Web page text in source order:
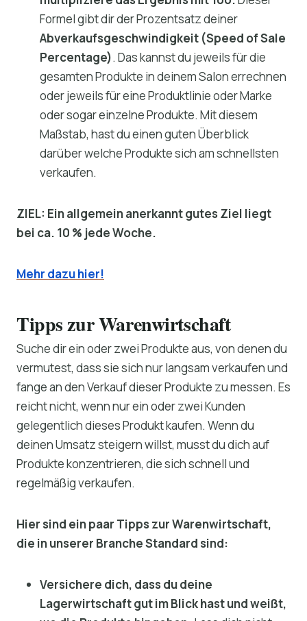
Formel gibt dir der Prozentsatz deiner
Abverkaufsgeschwindigkeit (Speed of Sale
Percentage). Das kannst du jeweils für die
gesamten Produkte in deinem Salon errechnen
oder jeweils für eine Produktlinie oder Marke
oder sogar einzelne Produkte. Mit diesem
Maßstab, hast du einen guten Überblick
darüber welche Produkte sich am schnellsten
verkaufen.
ZIEL: Ein allgemein anerkannt gutes Ziel liegt
bei ca. 10 % jede Woche.
Mehr dazu hier!
Tipps zur Warenwirtschaft
Suche dir ein oder zwei Produkte aus, von denen du
vermutest, dass sie sich nur langsam verkaufen und
fange an den Verkauf dieser Produkte zu messen. Es
reicht nicht, wenn nur ein oder zwei Kunden
gelegentlich dieses Produkt kaufen. Wenn du
deinen Umsatz steigern willst, musst du dich auf
Produkte konzentrieren, die sich schnell und
regelmäßig verkaufen.
Hier sind ein paar Tipps zur Warenwirtschaft,
die in unserer Branche Standard sind:
Versichere dich, dass du deine
Lagerwirtschaft gut im Blick hast und weißt,